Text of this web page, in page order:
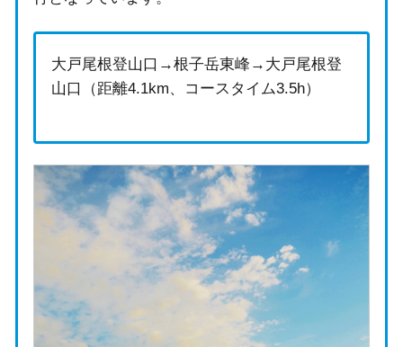
大戸尾根登山口→根子岳東峰→大戸尾根登
山口（距離4.1km、コースタイム3.5h）